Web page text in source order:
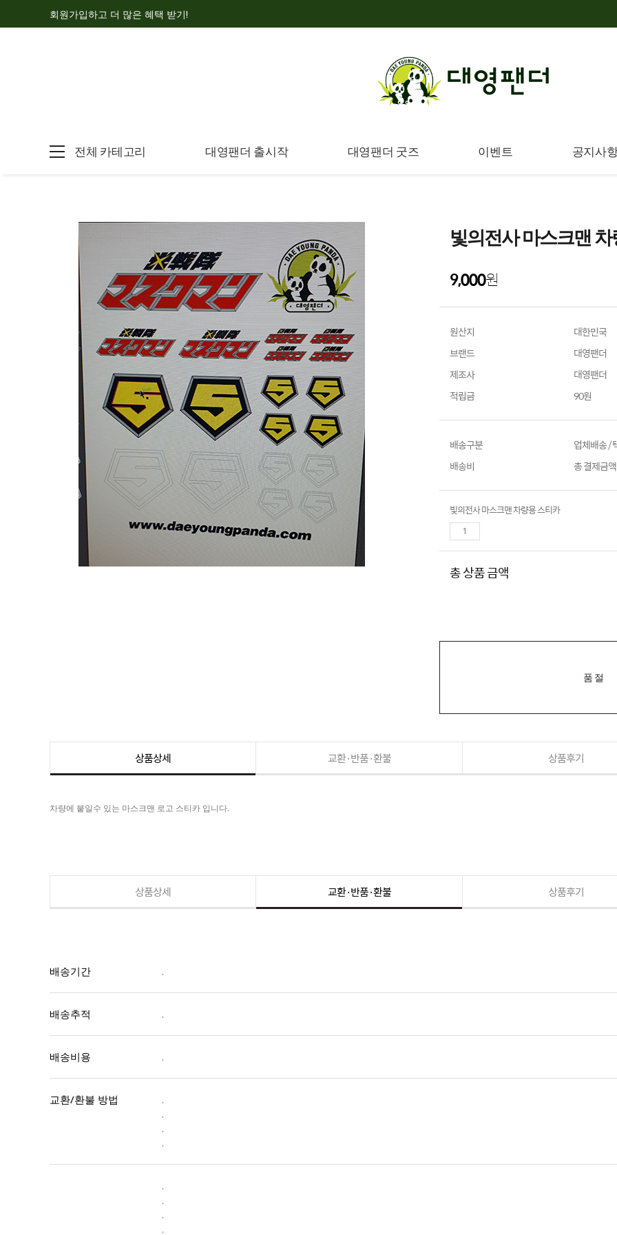
회원가입하고 더 많은 혜택 받기!
전체 카테고리 대영팬더 출시작 대영팬더 굿즈 이벤트 공지사
빛의전사 마스크맨
9,000원
원산지
대한민국
브랜드
대영팬더
제조사
대영팬더
적립금
90원
배송구분
업체배송 /
배송비
총 결제금
빛의전사 마스크맨 차량용 스티카
총 상품 금액
품절
상품상세 교환·반품·환불 상품후기
차량에 붙일수 있는 마스크맨 로고 스티카 입니다.
상품상세 교환·반품·환불 상품후기
배송기간 .
배송추적 .
배송비용 .
교환/환불 방법
.
.
.
.
.
.
.
.